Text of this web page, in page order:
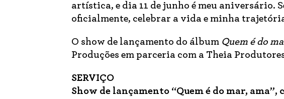
artística, e dia 11 de junho é meu aniversário.
oficialmente, celebrar a vida e minha
O show de lançamento do álbum Quem é do
Produções em parceria com a Theia
SERVIÇO
Show de lançamento “Quem é do mar,